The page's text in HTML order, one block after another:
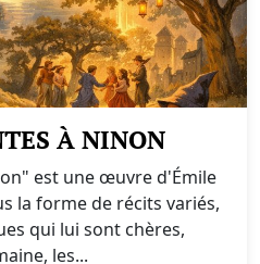
À NINON
est une œuvre d'Émile
la forme de récits variés,
qui lui sont chères,
les...